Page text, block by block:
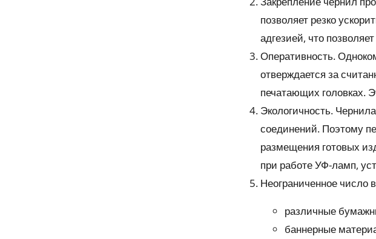
позволяет резко
адгезией, что
Оперативность.
отверждается за
печатающих головках.
Экологичность.
соединений. Поэтому
размещения готовых
при работе УФ-ламп,
Неограниченное число
различные
баннерные